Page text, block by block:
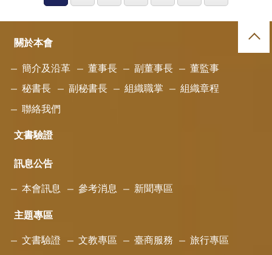
關於本會
簡介及沿革 董事長 副董事長 董監事
秘書長 副秘書長 組織職掌 組織章程
聯絡我們
文書驗證
訊息公告
本會訊息 參考消息 新聞專區
主題專區
文書驗證 文教專區 臺商服務 旅行專區